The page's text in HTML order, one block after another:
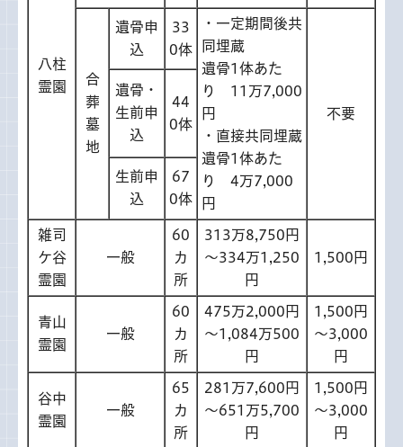
八柱
霊園
合
葬
墓
地
遺骨申
込
33
0体
・一定期間後共
同埋蔵
遺骨1体あた
り 11万7,000
円
・直接共同埋蔵
遺骨1体あた
り 4万7,000
円
不要
遺骨・
生前申
込
44
0体
生前申
込
67
0体
雑司
ケ谷
霊園
一般
60
カ
所
313万8,750円
～334万1,250
円
1,500円
青山
霊園
一般
60
カ
所
475万2,000円
～1,084万500
円
1,500円
～3,000
円
谷中
霊園
一般
65
カ
所
281万7,600円
～651万5,700
円
1,500円
～3,000
円